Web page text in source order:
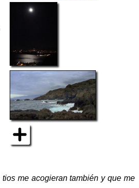
me acogieran también y que me